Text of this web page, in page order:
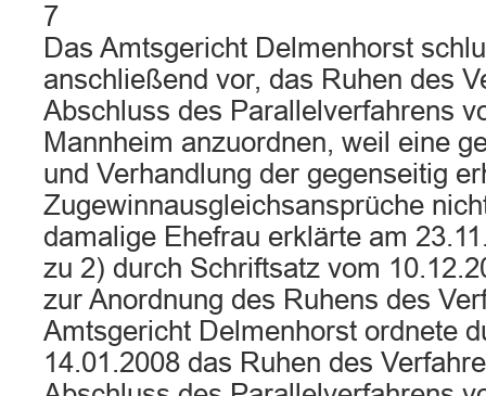
7
Das Amtsgericht Delmenhorst
anschließend vor, das Ruhen des
Abschluss des Parallelverfahrens
Mannheim anzuordnen, weil eine
und Verhandlung der gegenseitig
Zugewinnausgleichsansprüche
damalige Ehefrau erklärte am
zu 2) durch Schriftsatz vom
zur Anordnung des Ruhens des
Amtsgericht Delmenhorst ordnete
14.01.2008 das Ruhen des